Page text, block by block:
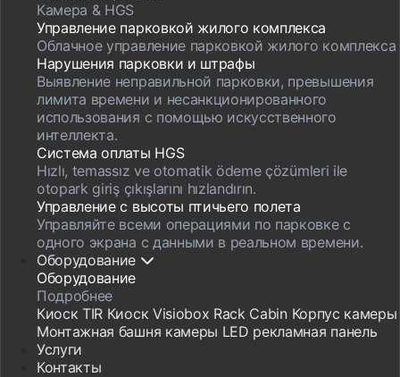
Камера & HGS
Управление парковкой жилого комплекса
Облачное управление парковкой жилого комплекса
Нарушения парковки и штрафы
Выявление неправильной парковки, превышения
лимита времени и несанкционированного
использования с помощью искусственного
интеллекта.
Система оплаты HGS
Hızlı, temassız ve otomatik ödeme çözümleri ile
otopark giriş çıkışlarını hızlandırın.
Управление с высоты птичьего полета
Управляйте всеми операциями по парковке с
одного экрана с данными в реальном времени.
Оборудование
Оборудование
Подробнее
Киоск TIR Киоск Visiobox Rack Cabin Корпус камеры
Монтажная башня камеры LED рекламная панель
Услуги
Контакты